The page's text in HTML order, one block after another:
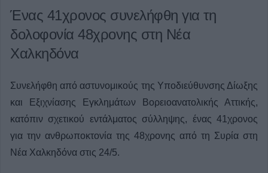
Ένας 41χρονος συνελήφθη για τη
δολοφονία 48χρονης στη Νέα
Χαλκηδόνα
Συνελήφθη από αστυνομικούς της Υποδιεύθυνσης Δίωξης
και Εξιχνίασης Εγκλημάτων Βορειοανατολικής Αττικής,
κατόπιν σχετικού εντάλματος σύλληψης, ένας 41χρονος
για την ανθρωποκτονία της 48χρονης από τη Συρία στη
Νέα Χαλκηδόνα στις 24/5.